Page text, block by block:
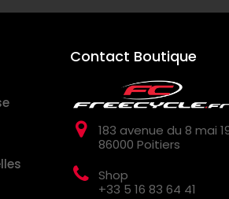
Contact Boutique
183 avenue du 8 mai
86000 Poitiers
Shop
+33 5 16 83 64 41